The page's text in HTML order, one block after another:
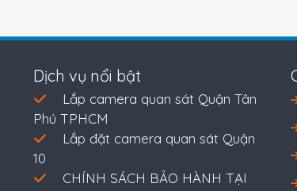
Dịch vụ nổi bật
Lắp camera quan sát Quận Tân
Phú TPHCM
Lắp đặt camera quan sát Quận
10
CHÍNH SÁCH BẢO HÀNH TẠI